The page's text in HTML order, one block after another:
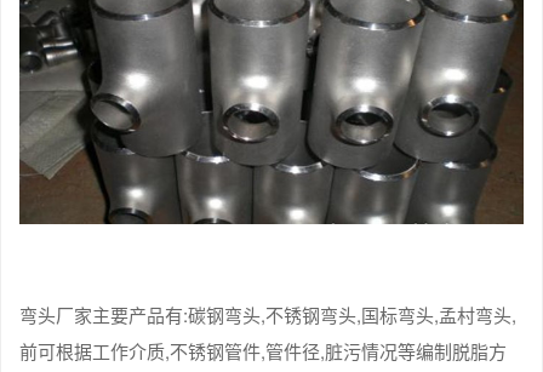
弯头厂家主要产品有:碳钢弯头,不锈钢弯头,国标弯头,孟村弯头,
前可根据工作介质,不锈钢管件,管件径,脏污情况等编制脱脂方